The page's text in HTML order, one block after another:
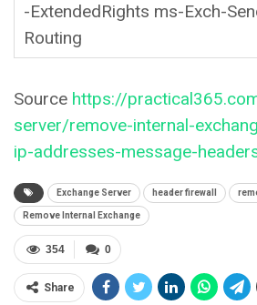
-ExtendedRights ms-Exch-
Routing
Source https://
server/remove-internal-
ip-addresses-message-
Exchange Server header firewall
Remove Internal Exchange
0
354
Share